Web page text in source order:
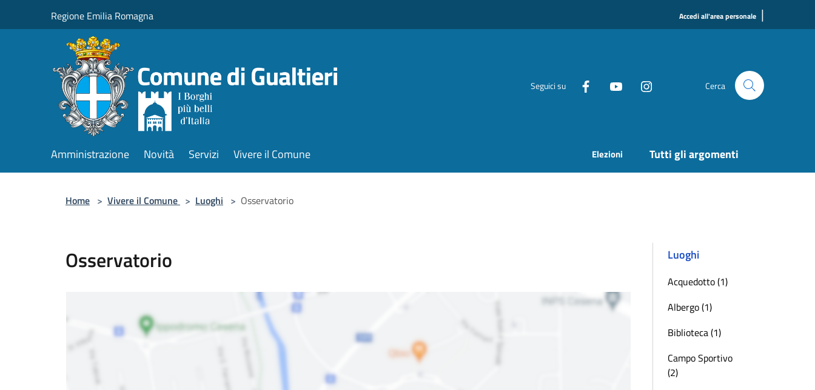
Regione Emilia Romagna Accedi all'area personale |
Seguici su Cerca
Amministrazione Novità Servizi Vivere il Comune Elezioni Tutti gli argomenti
Home > Vivere il Comune > Luoghi > Osservatorio
Osservatorio Luoghi
Acquedotto (1)
Albergo (1)
Biblioteca (1)
Campo Sportivo
(2)